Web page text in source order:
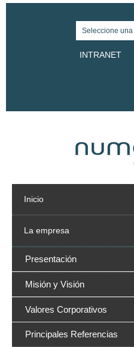
Seleccione
INTRANET
Inicio
La empresa
Presentación
Misión y Visión
Valores Corporativos
Principales Referencias